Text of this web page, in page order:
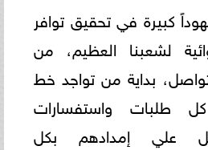
كبيرة في تحقيق توافر
لشعبنا العظيم، من
بداية من تواجد خط
طلبات واستفسارات
علي إمدادهم بكل